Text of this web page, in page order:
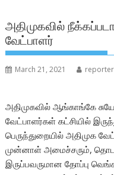
அதிமுகவில்
வேட்பாளர்
March 21, 2021 reporter
அதிமுகவில் ஆங்காங்கே
வேட்பாளர்கள் கட்சியில்
பெருந்துறையில் அதிமுக
முன்னாள் அமைச்சரும்,
இருப்பவருமான தோப்பு